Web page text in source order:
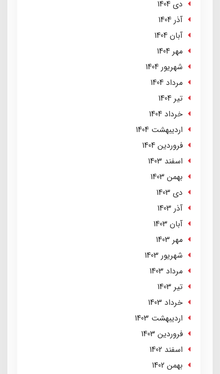
دی 1404
آذر 1404
آبان 1404
مهر 1404
شهریور 1404
مرداد 1404
تير 1404
خرداد 1404
ارديبهشت 1404
فروردین 1404
اسفند 1403
بهمن 1403
دی 1403
آذر 1403
آبان 1403
مهر 1403
شهریور 1403
مرداد 1403
تير 1403
خرداد 1403
ارديبهشت 1403
فروردین 1403
اسفند 1402
بهمن 1402